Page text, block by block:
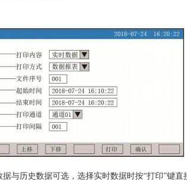
与历史数据可选，选择实时数据时按“打印”键直